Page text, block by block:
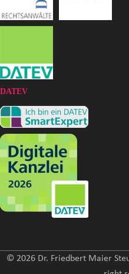
DATEV
© 2026 Dr. Friedbert Maier